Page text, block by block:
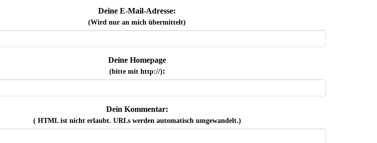
Deine E-Mail-Adresse:
(Wird nur an mich übermittelt)
Deine Homepage
(bitte mit http://):
Dein Kommentar:
( HTML ist nichterlaubt. URLs werden automatisch umgewandelt.)